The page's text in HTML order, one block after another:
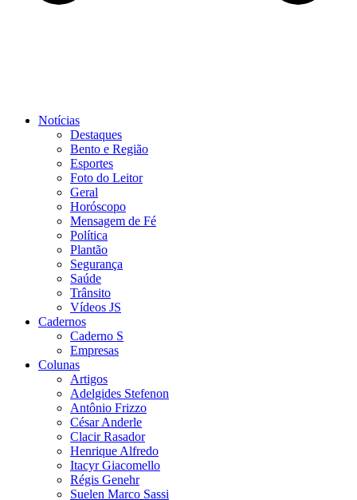
Notícias
Destaques
Bento e Região
Esportes
Foto do Leitor
Geral
Horóscopo
Mensagem de Fé
Política
Plantão
Segurança
Saúde
Trânsito
Vídeos JS
Cadernos
Caderno S
Empresas
Colunas
Artigos
Adelgides Stefenon
Antônio Frizzo
César Anderle
Clacir Rasador
Henrique Alfredo
Itacyr Giacomello
Régis Genehr
Suelen Marco Sassi